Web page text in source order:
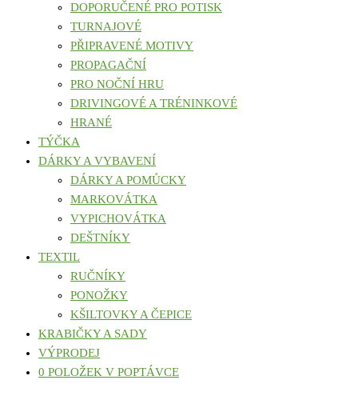
DOPORUČENÉ PRO POTISK
TURNAJOVÉ
PŘIPRAVENÉ MOTIVY
PROPAGAČNÍ
PRO NOČNÍ HRU
DRIVINGOVÉ A TRÉNINKOVÉ
HRANÉ
TÝČKA
DÁRKY A VYBAVENÍ
DÁRKY A POMŮCKY
MARKOVÁTKA
VYPICHOVÁTKA
DEŠTNÍKY
TEXTIL
RUČNÍKY
PONOŽKY
KŠILTOVKY A ČEPICE
KRABIČKY A SADY
VÝPRODEJ
0 POLOŽEK V POPTÁVCE